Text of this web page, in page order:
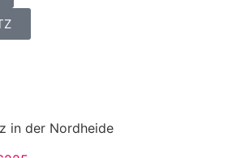
in der Nordheide